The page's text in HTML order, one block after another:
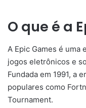
O que é a
A Epic Games é uma
jogos eletrônicos e
Fundada em 1991, a
populares como
Tournament.